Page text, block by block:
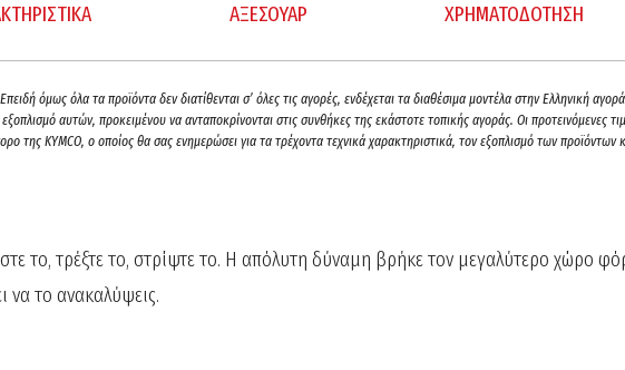
ΑΞΕΣΟΥΑΡ ΧΡΗΜΑΤΟΔΟΤΗΣΗ
όμως όλα τα προϊόντα δεν διατίθενται σ’ όλες τις αγορές, ενδέχεται τα διαθέσιμα μοντέλα στην Ελληνική
αυτών, προκειμένου να ανταποκρίνονται στις συνθήκες της εκάστοτε τοπικής αγοράς. Οι προτεινόμενες
της ΚΥΜCO, ο οποίος θα σας ενημερώσει για τα τρέχοντα τεχνικά χαρακτηριστικά, τον εξοπλισμό των προϊόντων
το, τρέξτε το, στρίψτε το. Η απόλυτη δύναμη βρήκε τον μεγαλύτερο χώρο
να το ανακαλύψεις.